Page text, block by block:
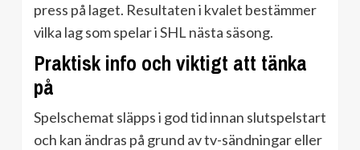
press på laget. Resultaten i kvalet bestämmer
vilka lag som spelar i SHL nästa säsong.
Praktisk info och viktigt att tänka
på
Spelschemat släpps i god tid innan slutspelstart
och kan ändras på grund av tv-sändningar eller